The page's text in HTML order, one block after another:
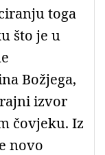
toga
što je u
Božjega,
izvor
čovjeku. Iz
novo